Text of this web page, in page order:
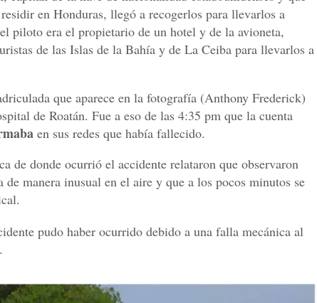
en Honduras, llegó a recogerlos para llevarlos a
piloto era el propietario de un hotel y de la avioneta,
de las Islas de la Bahía y de La Ceiba para llevarlos a
que aparece en la fotografía (Anthony Frederick)
de Roatán. Fue a eso de las 4:35 pm que la cuenta
en sus redes que había fallecido.
de donde ocurrió el accidente relataron que observaron
de manera inusual en el aire y que a los pocos minutos se
pudo haber ocurrido debido a una falla mecánica al